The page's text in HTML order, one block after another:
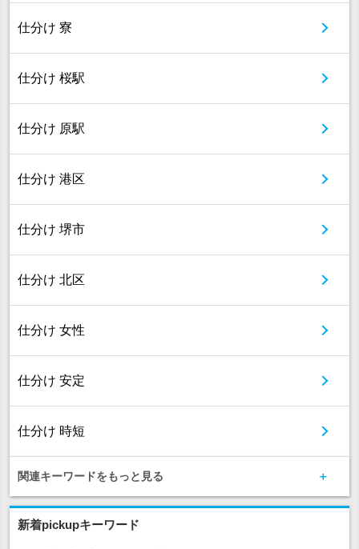
仕分け 寮
仕分け 桜駅
仕分け 原駅
仕分け 港区
仕分け 堺市
仕分け 北区
仕分け 女性
仕分け 安定
仕分け 時短
関連キーワードをもっと見る
新着pickupキーワード